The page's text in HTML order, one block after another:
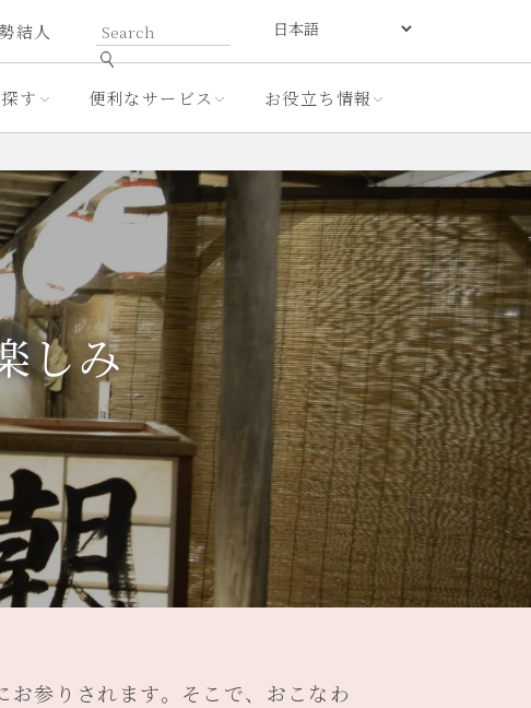
結人
す 便利なサービス お役立ち情報
しみ
参りされます。そこで、おこなわ